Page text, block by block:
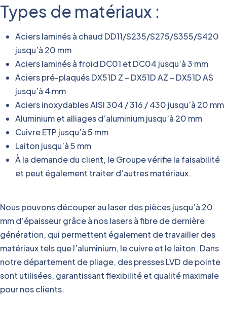
Types de matériaux :
Aciers laminés à chaud DD11/S235/S275/S355/S420
jusqu’à 20 mm
Aciers laminés à froid DC01 et DC04 jusqu’à 3 mm
Aciers pré-plaqués DX51D Z – DX51D AZ – DX51D AS
jusqu’à 4 mm
Aciers inoxydables AISI 304 / 316 / 430 jusqu’à 20 mm
Aluminium et alliages d’aluminium jusqu’à 20 mm
Cuivre ETP jusqu’à 5 mm
Laiton jusqu’à 5 mm
À la demande du client, le Groupe vérifie la faisabilité
et peut également traiter d’autres matériaux.
Nous pouvons découper au laser des pièces jusqu’à 20
mm d’épaisseur grâce à nos lasers à fibre de dernière
génération, qui permettent également de travailler des
matériaux tels que l’aluminium, le cuivre et le laiton. Dans
notre département de pliage, des presses LVD de pointe
sont utilisées, garantissant flexibilité et qualité maximale
pour nos clients.